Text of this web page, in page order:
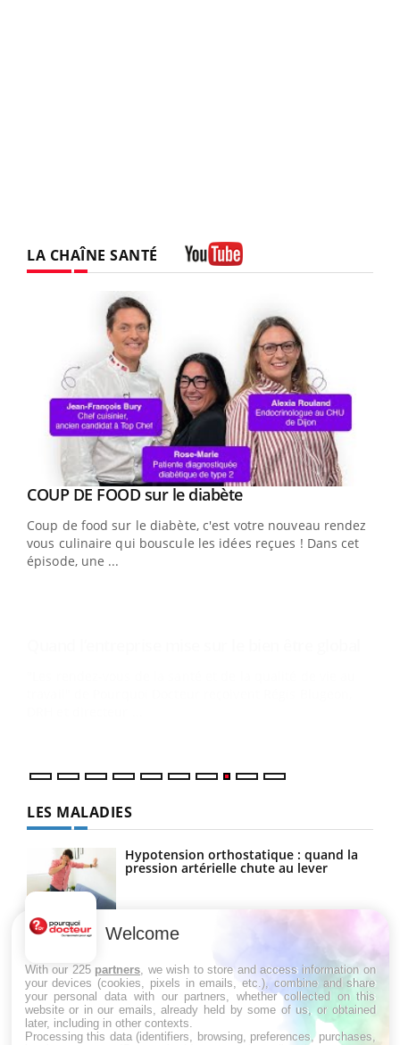
LA CHAÎNE SANTÉ
Youtube
COUP DE FOOD sur le diabèteYoutube
Coup de food sur le diabète, c'est votre nouveau rendez-
vous culinaire qui bouscule les idées reçues ! Dans cet
épisode, une ...
Youtube
Quand l’entreprise mise sur le bien être global
"Les rendez-vous de la santé et de la qualité de vie au
travail" de Pourquoi Docteur reçoivent Régis Blugeon,
DRH et directeur ...
LES MALADIES
Hypotension orthostatique : quand la
pression artérielle chute au lever
Drépanocytose : une déformation des
globules rouges aux conséquences
Maladie de Charcot (Sclérose latérale
amyotrophique)
Welcome
With our 225 partners , we wish to store and access information on
your devices (cookies, pixels in emails, etc.), combine and share
your personal data with our partners, whether collected on this
website or in our emails, already held by some of us, or obtained
later, including in other contexts.
Processing this data (identifiers, browsing, preferences, purchases,